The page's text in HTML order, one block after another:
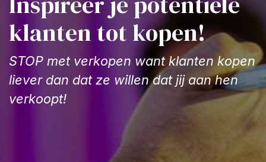
klanten tot kopen!
STOP met verkopen want klanten kopen
liever dan dat ze willen dat jij aan hen
verkoopt!